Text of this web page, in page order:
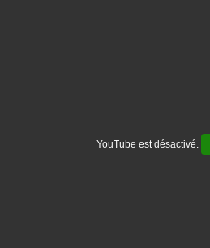
YouTube est désactivé.